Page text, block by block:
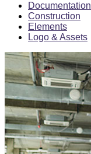
Documentation
Construction
Elements
Logo & Assets